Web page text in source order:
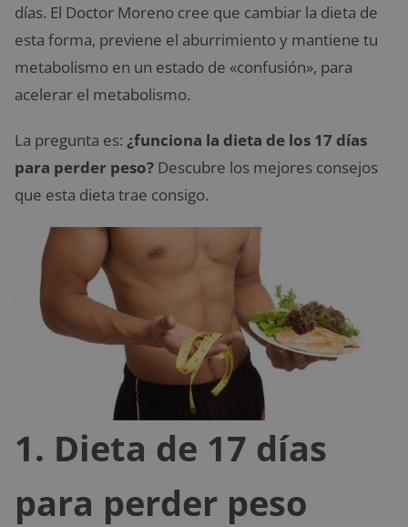
días. El Doctor Moreno cree que cambiar la dieta de
esta forma, previene el aburrimiento y mantiene tu
metabolismo en un estado de «confusión», para
acelerar el metabolismo.
La pregunta es: ¿funciona la dieta de los 17 días
para perder peso? Descubre los mejores consejos
que esta dieta trae consigo.
1. Dieta de 17 días
para perder peso